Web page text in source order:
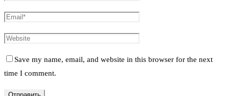
Save my name, email, and website in this browser for the next
time I comment.